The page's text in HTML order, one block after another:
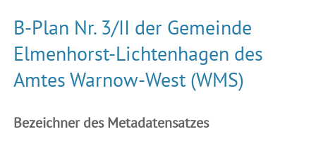
B-Plan Nr. 3/II der Gemeinde
Elmenhorst-Lichtenhagen des
Amtes Warnow-West (WMS)
Bezeichner des Metadatensatzes